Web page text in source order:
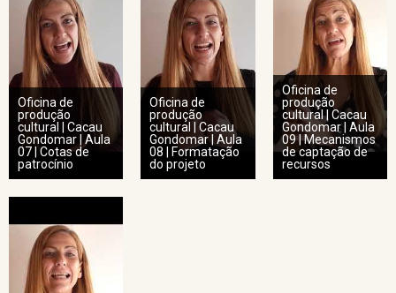
Oficina de
produção
cultural | Cacau
Gondomar | Aula
07 | Cotas de
patrocínio
Oficina de
produção
cultural | Cacau
Gondomar | Aula
08 | Formatação
do projeto
Oficina de
produção
cultural | Cacau
Gondomar | Aula
09 | Mecanismos
de captação de
recursos